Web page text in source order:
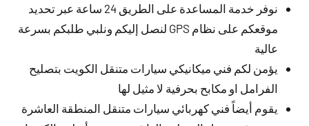
نوفر خدمة المساعدة على الطريق 24 ساعة عبر تحديد
موقعكم على نظام GPS لنصل إليكم ونلبي طلبكم بسرعة
عالية
يؤمن لكم فني ميكانيكي سيارات متنقل الكويت بتصليح
الفرامل او مكابح بحرفية لا مثيل لها
يقوم أيضاً فني كهربائي سيارات متنقل المنطقة العاشرة